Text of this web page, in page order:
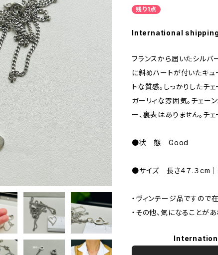
残り1点
International
フランスから届いたシルバ
に斜めハートが付いたキュ
トな質感。しっかりしたチ
ガーリィな雰囲気。チェー
ー、裏表はありません。チ
●状 態 Good
●サイズ 長さ４７.３cm｜
・ヴィンテージ品ですので
・その他、気になることが